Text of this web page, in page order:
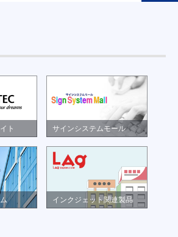
ト サインシステムモール
インクジェット関連製品